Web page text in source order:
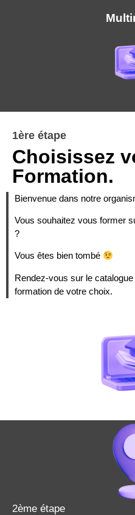
1ère étape
Choisissez
Formation.
Bienvenue dans notre
Vous souhaitez vous former
?
Vous êtes bien tombé
Rendez-vous sur le
formation de votre choix.
2ème étape